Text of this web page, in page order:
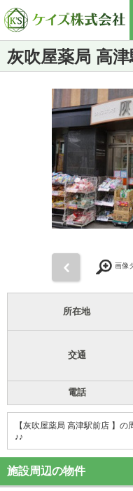
灰吹屋薬局 高
画像
所在地
交通
電話
【灰吹屋薬局 高津駅前店 】
♪♪
施設周辺の物件